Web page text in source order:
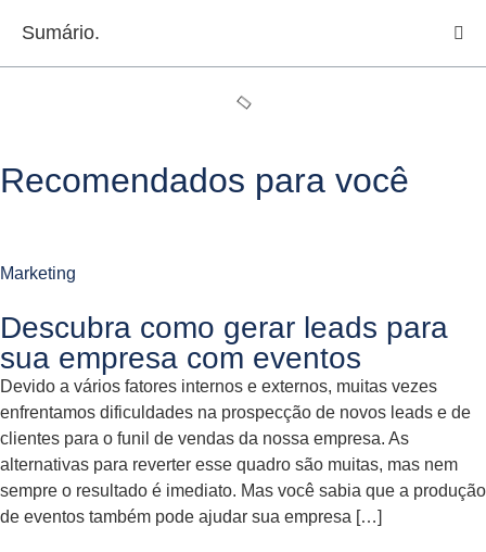
Sumário.
Recomendados para você
Marketing
Descubra como gerar leads para
sua empresa com eventos
Devido a vários fatores internos e externos, muitas vezes
enfrentamos dificuldades na prospecção de novos leads e de
clientes para o funil de vendas da nossa empresa. As
alternativas para reverter esse quadro são muitas, mas nem
sempre o resultado é imediato. Mas você sabia que a produção
de eventos também pode ajudar sua empresa […]